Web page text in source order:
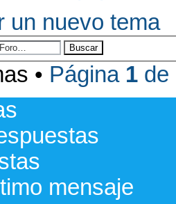
un nuevo tema
• Página 1 de
mensaje